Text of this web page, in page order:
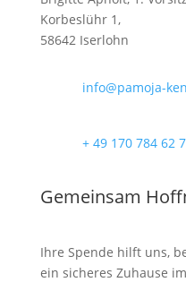
Korbeslühr 1,
58642 Iserlohn
info@pamoja-
+ 49 170 784 62
Gemeinsam
Ihre Spende hilft uns,
ein sicheres Zuhause